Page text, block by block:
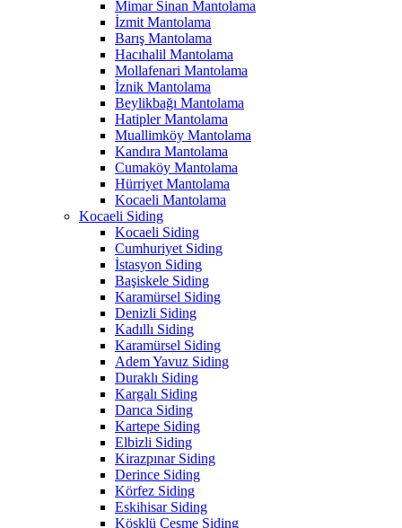
Mimar Sinan Mantolama
İzmit Mantolama
Barış Mantolama
Hacıhalil Mantolama
Mollafenari Mantolama
İznik Mantolama
Beylikbağı Mantolama
Hatipler Mantolama
Muallimköy Mantolama
Kandıra Mantolama
Cumaköy Mantolama
Hürriyet Mantolama
Kocaeli Mantolama
Kocaeli Siding
Kocaeli Siding
Cumhuriyet Siding
İstasyon Siding
Başiskele Siding
Karamürsel Siding
Denizli Siding
Kadıllı Siding
Karamürsel Siding
Adem Yavuz Siding
Duraklı Siding
Kargalı Siding
Darıca Siding
Kartepe Siding
Elbizli Siding
Kirazpınar Siding
Derince Siding
Körfez Siding
Eskihisar Siding
Köşklü Çeşme Siding